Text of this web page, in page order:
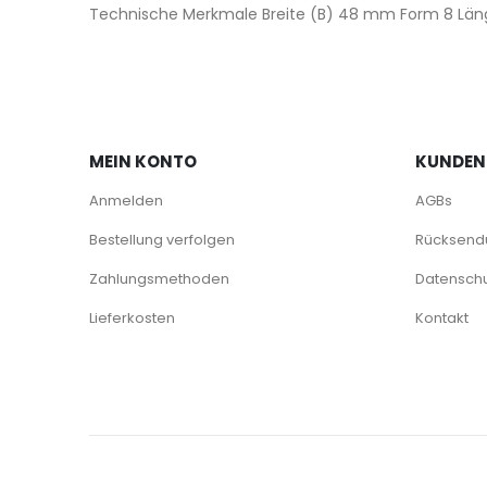
Technische Merkmale Breite (B) 48 mm Form 8
MEIN KONTO
Anmelden
Bestellung verfolgen
Zahlungsmethoden
Lieferkosten
AGBs
Kontakt